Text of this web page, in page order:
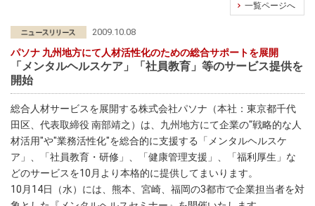
一覧ページへ
2009.10.08
パソナ 九州地方にて人材活性化のための総合サポートを展開
「メンタルヘルスケア」「社員教育」等のサービス提供を
開始
総合人材サービスを展開する株式会社パソナ（本社：東京都千代
田区、代表取締役 南部靖之）は、九州地方にて企業の"戦略的な人
材活用"や"業務活性化"を総合的に支援する「メンタルヘルスケ
ア」、「社員教育・研修」、「健康管理支援」、「福利厚生」な
どのサービスを10月より本格的に提供してまいります。
10月14日（水）には、熊本、宮崎、福岡の3都市で企業担当者を対